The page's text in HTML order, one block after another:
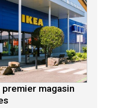
premier magasin